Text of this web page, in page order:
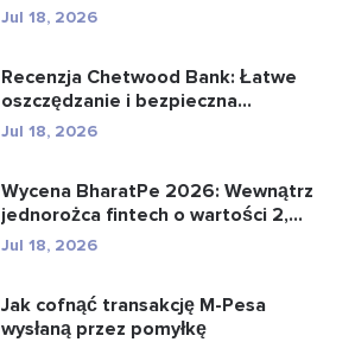
Jul 18, 2026
Recenzja Chetwood Bank: Łatwe
oszczędzanie i bezpieczna
bankowo�...
Jul 18, 2026
Wycena BharatPe 2026: Wewnątrz
jednorożca fintech o wartości 2,...
Jul 18, 2026
Jak cofnąć transakcję M-Pesa
wysłaną przez pomyłkę